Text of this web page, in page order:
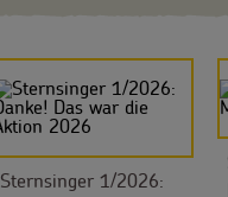
Sternsinger 1/2026: